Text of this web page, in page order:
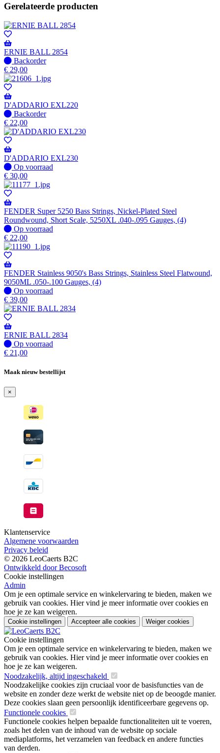
Gerelateerde producten
ERNIE BALL 2854
Niet
op
voorraad
-
Wordt
verzonden
wanneer
beschikbaar
Backorder
€ 29,00
D'ADDARIO EXL220
Niet
op
voorraad
-
Wordt
verzonden
wanneer
beschikbaar
Backorder
€ 22,00
D'ADDARIO EXL230
Op
voorraad
Op voorraad
€ 30,00
FENDER Super 5250 Bass Strings, Nickel-Plated Steel
Roundwound, Short Scale, 5250XL .040-.095 Gauges, (4)
Op
voorraad
Op voorraad
€ 22,00
FENDER Stainless 9050's Bass Strings, Stainless Steel Flatwound,
9050ML .050-.100 Gauges, (4)
Op
voorraad
Op voorraad
€ 39,00
ERNIE BALL 2834
Op
voorraad
Op voorraad
€ 21,00
Maak nieuw bestellijst
×
Klantenservice
Algemene voorwaarden
Privacy beleid
© 2026 LeoCaerts B2C
Ontwikkeld door Becosoft
Cookie instellingen
Admin
Om je een optimale service en winkelervaring te bieden, maken we
gebruik van cookies. Hier vind je meer informatie over cookies en
hoe je ze kan weigeren.
Cookie instellingen Accepteer alle cookies Weiger cookies
Cookie instellingen
Om je een optimale service en winkelervaring te bieden, maken we
gebruik van cookies. Hier vind je meer informatie over cookies en
hoe je ze kan weigeren.
Noodzakelijk, altijd ingeschakeld
Noodzakelijke cookies zijn cruciaal voor de basisfuncties van de
website en zonder deze werkt de website niet op de beoogde manier.
Deze cookies slaan geen persoonlijk identificeerbare gegevens op.
Functionele cookies
Functionele cookies helpen bepaalde functionaliteiten uit te voeren,
zoals het delen van de inhoud van de website op sociale
mediaplatforms, het verzamelen van feedback en andere functies
van derden.